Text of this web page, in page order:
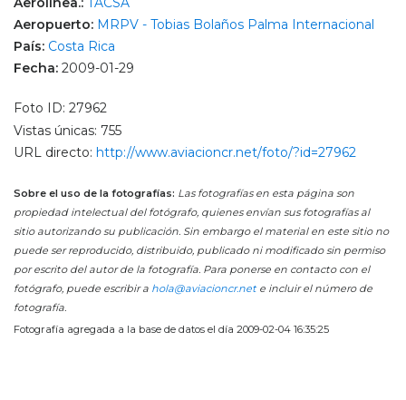
Aeropuerto: MRPV - Tobias Bolaños Palma Internacional
País: Costa Rica
Fecha: 2009-01-29
Foto ID: 27962
Vistas únicas: 755
URL directo: http://www.aviacioncr.net/foto/?id=27962
Sobre el uso de la fotografías: Las fotografías en esta página son
propiedad intelectual del fotógrafo, quienes envían sus fotografías al
sitio autorizando su publicación. Sin embargo el material en este sitio no
puede ser reproducido, distribuido, publicado ni modificado sin permiso
por escrito del autor de la fotografía. Para ponerse en contacto con el
fotógrafo, puede escribir a hola@aviacioncr.nete incluir el número de
fotografía.
Fotografía agregada a la base de datos el día 2009-02-04 16:35:25